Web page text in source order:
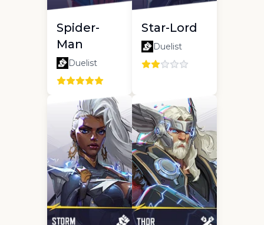
Spider-
Man
Duelist
Star-Lord
Duelist